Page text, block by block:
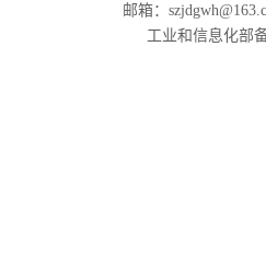
邮箱：
工业和信息化部